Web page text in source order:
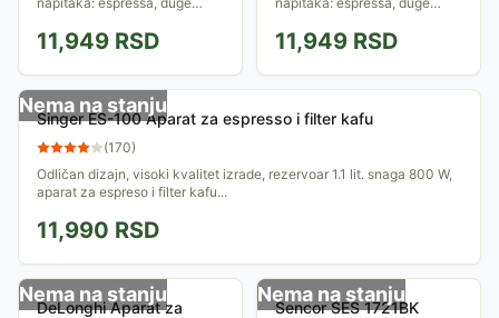
Jednostavna upotreba
NESCAFÉ Dolce Gusto
kapsula različitih ukusa
11,949 RSD
Jednostavna upotreba
NESCAFÉ Dolce Gusto
kapsula različitih ukusa
11,949 RSD
Nema na stanju
Singer ES-100 Aparat za espresso i filter kafu
(170)
Odličan dizajn, visoki kvalitet izrade, rezervoar 1.1 lit. snaga 800 W,
aparat za espreso i filter kafu...
11,990 RSD
Nema na stanju
DeLonghi Aparat za
Nema na stanju
Sencor SES 1721BK